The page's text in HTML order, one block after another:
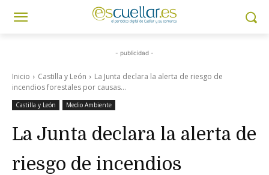
- publicidad -
Inicio Castilla y León
La Junta declara la alerta de riesgo de
incendios forestales por causas...
Castilla y León Medio Ambiente
La Junta declara la alerta de
riesgo de incendios